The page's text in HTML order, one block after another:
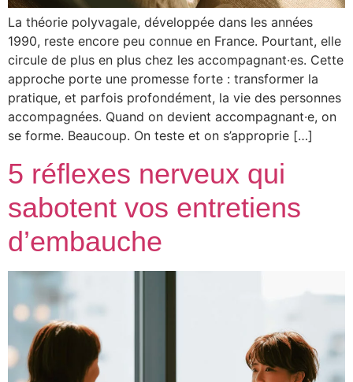
La théorie polyvagale, développée dans les années
1990, reste encore peu connue en France. Pourtant, elle
circule de plus en plus chez les accompagnant·es. Cette
approche porte une promesse forte : transformer la
pratique, et parfois profondément, la vie des personnes
accompagnées. Quand on devient accompagnant·e, on
se forme. Beaucoup. On teste et on s’approprie […]
5 réflexes nerveux qui
sabotent vos entretiens
d’embauche